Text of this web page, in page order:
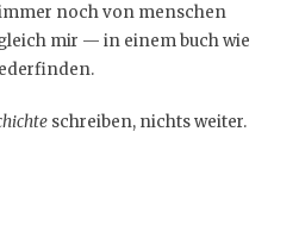
noch von menschen
mir — in einem buch wie
schreiben, nichts weiter.